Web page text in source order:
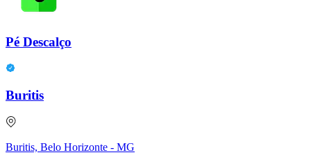
Pé Descalço
Buritis
Buritis, Belo Horizonte - MG